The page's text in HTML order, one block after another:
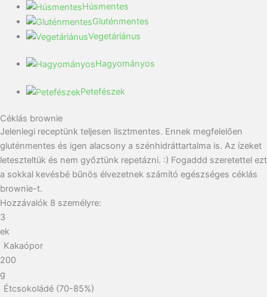
Húsmentes
Gluténmentes
Vegetáriánus
Hagyományos
Petefészek
Céklás brownie
Jelenlegi receptünk teljesen lisztmentes. Ennek megfelelően
gluténmentes és igen alacsony a szénhidráttartalma is. Az ízeket
leteszteltük és nem győztünk repetázni. :) Fogaddd szeretettel ezt
a sokkal kevésbé bűnös élvezetnek számító egészséges céklás
brownie-t.
Hozzávalók 8 személyre:
3
ek
Kakaópor
200
g
Étcsokoládé (70-85%)